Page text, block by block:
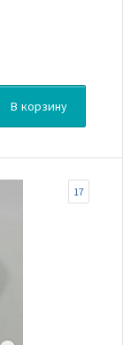
В корзину
17